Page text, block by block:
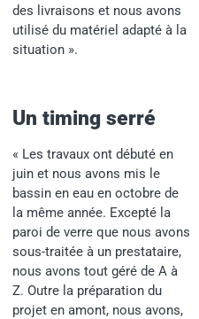
des livraisons et nous avons
utilisé du matériel adapté à la
situation ».
Un timing serré
« Les travaux ont débuté en
juin et nous avons mis le
bassin en eau en octobre de
la même année. Excepté la
paroi de verre que nous avons
sous-traitée à un prestataire,
nous avons tout géré de A à
Z. Outre la préparation du
projet en amont, nous avons,